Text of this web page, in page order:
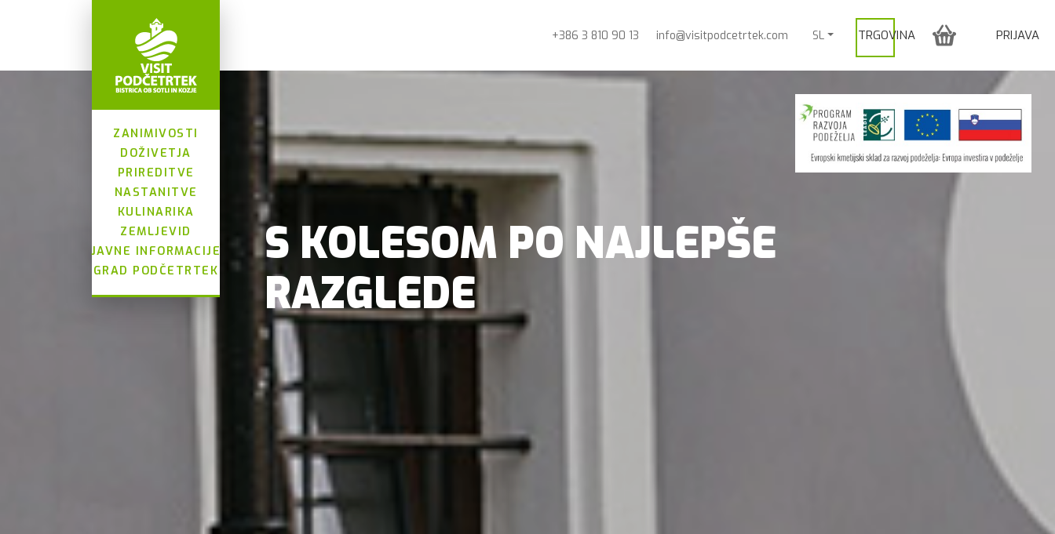
ZANIMIVOSTI
DOŽIVETJA
PRIREDITVE
NASTANITVE
KULINARIKA
ZEMLJEVID
JAVNE INFORMACIJE
GRAD PODČETRTEK
TRGOVINA PRIJAVA
+386 3 810 90 13 info@visitpodcetrtek.com SL
S KOLESOM PO NAJLEPŠE
RAZGLEDE